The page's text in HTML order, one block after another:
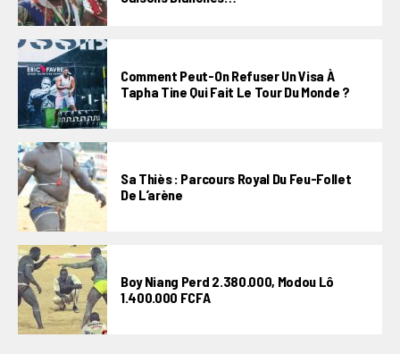
Comment Peut-On Refuser Un Visa À
Tapha Tine Qui Fait Le Tour Du Monde ?
Sa Thiès : Parcours Royal Du Feu-Follet
De L’arène
Boy Niang Perd 2.380.000, Modou Lô
1.400.000 FCFA